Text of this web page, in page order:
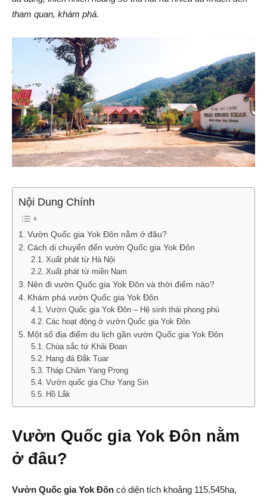
tham quan, khám phá.
Nội Dung Chính
Vườn Quốc gia Yok Đôn nằm ở đâu?
Cách di chuyển đến vườn Quốc gia Yok Đôn
Xuất phát từ Hà Nội
Xuất phát từ miền Nam
Nên đi vườn Quốc gia Yok Đôn và thời điểm nào?
Khám phá vườn Quốc gia Yok Đôn
Vườn Quốc gia Yok Đôn – Hệ sinh thái phong phú
Các hoạt động ở vườn Quốc gia Yok Đôn
Một số địa điểm du lịch gần vườn Quốc gia Yok Đôn
Chùa sắc tứ Khải Đoan
Hang đá Đắk Tuar
Tháp Chăm Yang Prong
Vườn quốc gia Chư Yang Sin
Hồ Lắk
Vườn Quốc gia Yok Đôn nằm
ở đâu?
Vườn Quốc gia Yok Đôn có diện tích khoảng 115.545ha,